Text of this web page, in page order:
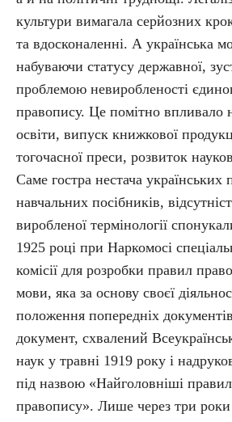
культури вимагала серйозних
та вдосконаленні. А українська
набуваючи статусу державної,
проблемою невиробленості
правопису. Це помітно впливало
освіти, випуск книжкової
тогочасної преси, розвиток
Саме гостра нестача українських
навчальних посібників,
виробленої термінології
1925 році при Наркомосі
комісії для розробки правил
мови, яка за основу своєї
положення попередніх
документ, схвалений
наук у травні 1919 року і
під назвою «Найголовніші
правопису». Лише через три роки